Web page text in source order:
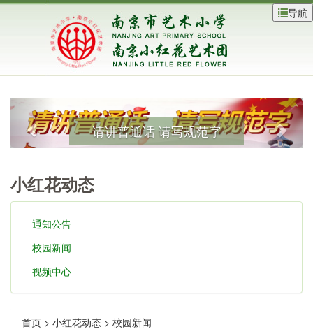
导航
请讲普通话 请写规范字
小红花动态
通知公告
校园新闻
视频中心
首页 > 小红花动态 > 校园新闻